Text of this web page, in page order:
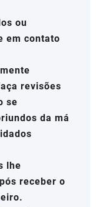
ou
em contato
revisões
se
da má
lhe
receber o